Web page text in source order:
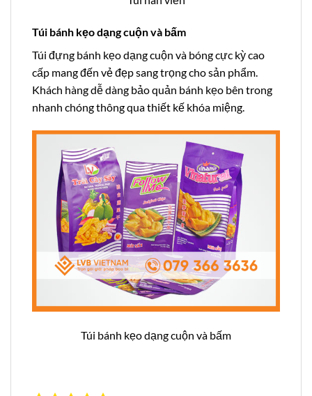
Túi bánh kẹo dạng cuộn và bấm
Túi đựng bánh kẹo dạng cuộn và bóng cực kỳ cao
cấp mang đến vẻ đẹp sang trọng cho sản phẩm.
Khách hàng dễ dàng bảo quản bánh kẹo bên trong
nhanh chóng thông qua thiết kế khóa miệng.
Túi bánh kẹo dạng cuộn và bấm